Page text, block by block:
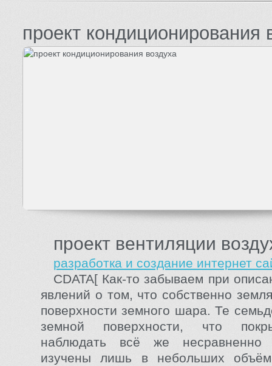
проект кондиционирования
проект вентиляции
разработка и создание интернет
CDATA[ Как-то забываем при
явлений о том, что собственно
поверхности земного шара. Те
земной поверхности, что
наблюдать всё же несравненно
изучены лишь в небольших